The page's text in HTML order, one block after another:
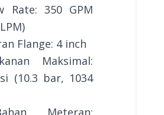
Rate: 350 GPM
Flange: 4 inch
Maksimal:
(10.3 bar, 1034
Meteran: